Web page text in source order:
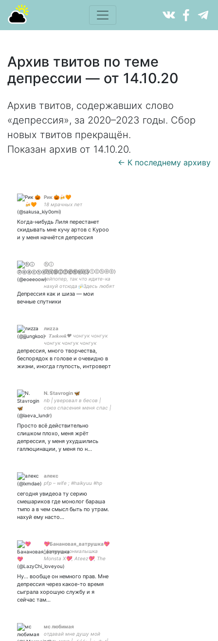
Архив твитов по теме
депрессии — от 14.10.20
Архив твитов, содержавших слово
«депрессия», за 2020–2023 годы. Сбор
новых твитов прекращён.
Показан архив от 14.10.20.
← К последнему архиву
Рик 🎃🍻🧡
18 мрачных лет
Когда-нибудь Лиля перестанет
скидывать мне кучу артов с Куроо
и у меня начнётся депрессия
ⓗⓘ
ⓟⓔⓐⓒⓗⓔⓢ⟨ⓑⓘⓣⓒⓗⓔⓢ⟩
кейпопер, так что идите-ка
нахуй отсюда⛈Здесь любят
SHINee,Monsta
X,BTS,WINNER,ONEUS,Stray
Депрессия как и шиза — мои
вечные спутники
лиzza
• 𝐓𝐚𝐞𝐤𝐨𝐨𝐤♥ чонгук чонгук
чонгук чонгук чонгук
чонгук чонгук чонгук
чонгук
депрессия, много творчества,
беспорядок в голове и очевидно в
жизни, иногда глупость, интроверт
N. Stavrogin 🦋
nb | уверовал в бесов |
союз спасения меня спас |
#руслит #истфд #MCR
#Queen | mental disorder |
закрытка ЛСИ ФЛЭВ | мой
бѣсъ -
Просто всё действительно
слишком плохо, меня жрёт
депрессия, у меня ухудшились
галлюцинации, у меня по н…
алекс
pfp – wife ; #haikyuu #hp
сегодня увидеоа ту серию
смешариков где монолог бараша
тмпо а в чем смысл быть по утрам.
нахуй ему насто…
💖Банановая_ватрушка💖
Мамина монмалышка
Monsta X💖, Ateez💖, The
Rose💖, A.C.E💖, Seventeen
inst:lazy_chi
Ну... вообще он немного прав. Мне
депрессия через какое-то время
сыграла хорошую службу и я
сейчас там…
мс любимая
отдавай мне душу мой